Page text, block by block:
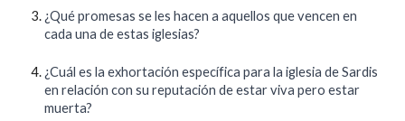
¿Qué promesas se les hacen a aquellos que vencen en
cada una de estas iglesias?
¿Cuál es la exhortación específica para la iglesia de Sardis
en relación con su reputación de estar viva pero estar
muerta?